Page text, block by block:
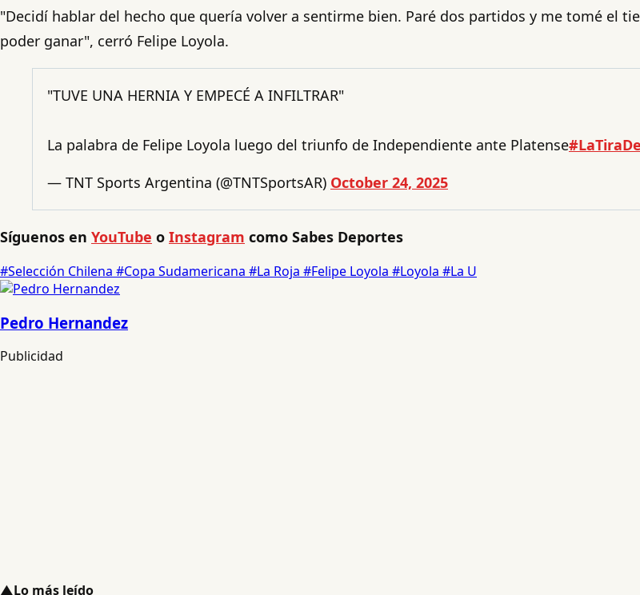
"Decidí hablar del hecho que quería volver a sentirme bien. Paré dos partidos y me tomé el
poder ganar", cerró Felipe Loyola.
"TUVE UNA HERNIA Y EMPECÉ A INFILTRAR"
La palabra de Felipe Loyola luego del triunfo de Independiente ante Platense
— TNT Sports Argentina (@TNTSportsAR) October 24, 2025
Síguenos en YouTube o Instagram como Sabes Deportes
#Selección Chilena #Copa Sudamericana #La Roja #Felipe Loyola #Loyola #La U
Pedro Hernandez
Publicidad
▲Lo más leído